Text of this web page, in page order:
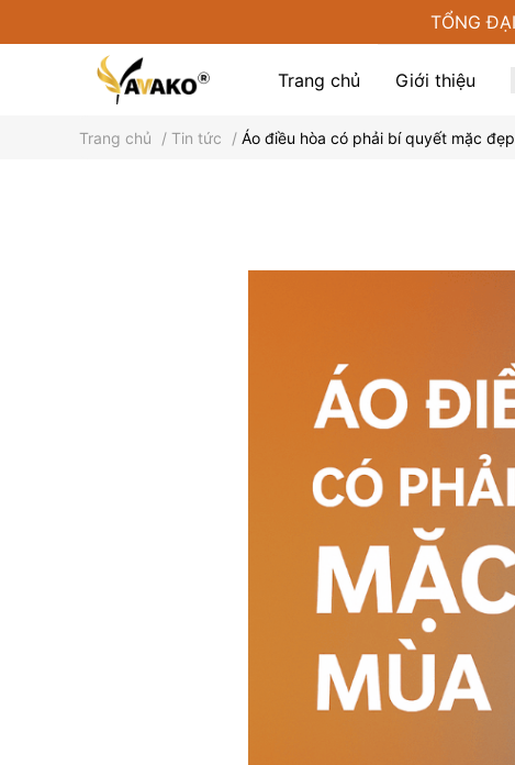
TỔNG
Trang chủ Giới thiệu
Phụ kiện tại Yamako
Trang chủ / Tin tức / Áo điều hòa có phải bí quyết mặc